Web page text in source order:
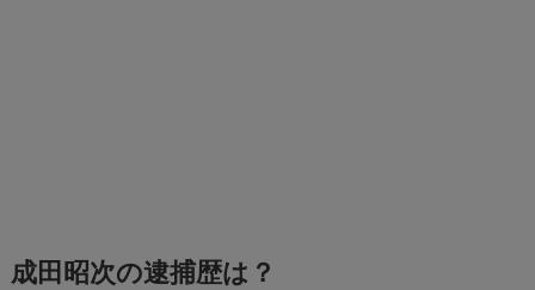
成田昭次の逮捕歴は？